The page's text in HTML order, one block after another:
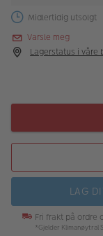
Midlertidig utsolgt
Varsle meg
Lagerstatus i våre
LAG
Fri frakt på ordre
*Gjelder Klimanøytral